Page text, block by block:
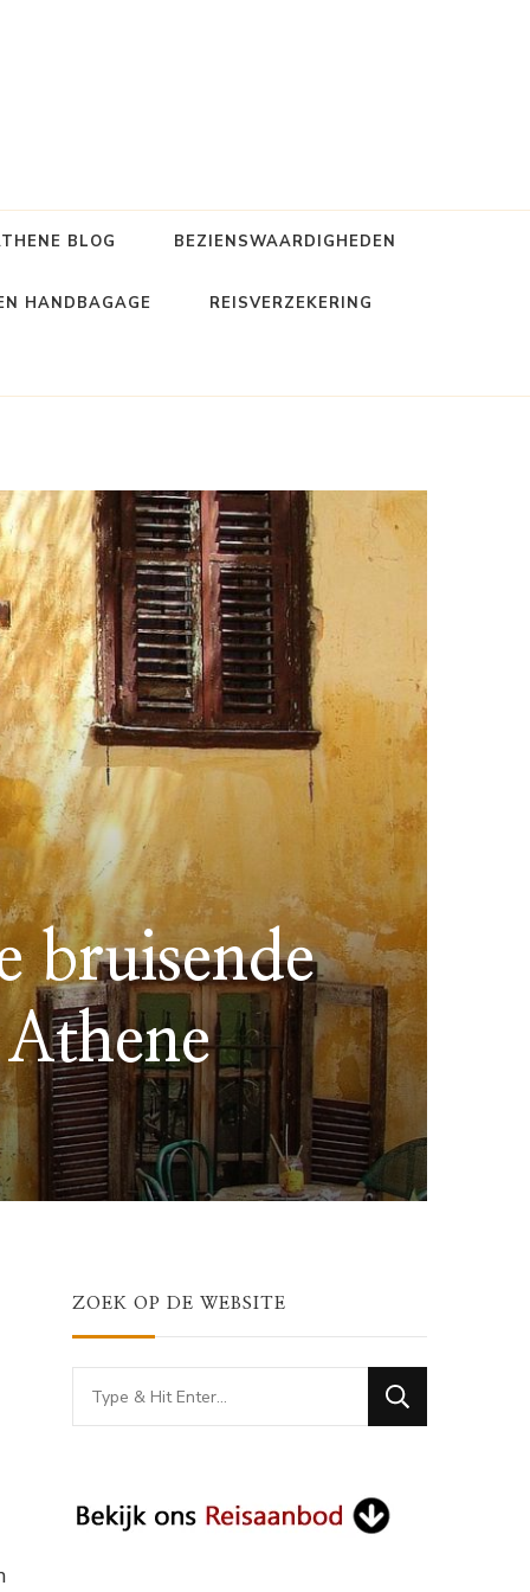
BLOG BEZIENSWAARDIGHEDEN
HANDBAGAGE REISVERZEKERING
bruisende
ZOEK OP DE WEBSITE
Looking
for